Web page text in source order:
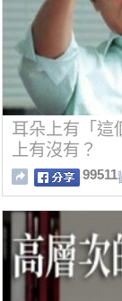
耳朵上有「這
上有沒有？
99511